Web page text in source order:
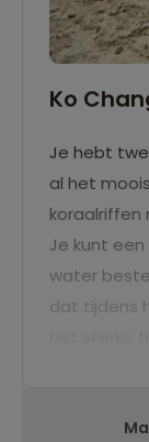
Ko
Je hebt
al het
koraalriffen
Je kunt
water
dat tijdens